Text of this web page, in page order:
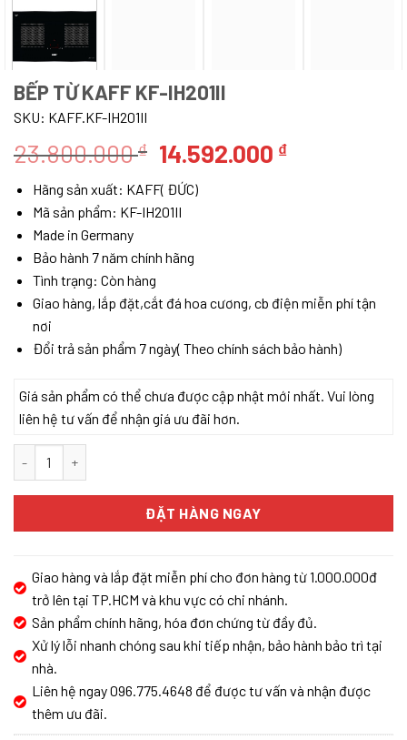
BẾP TỪ KAFF KF-IH201II
SKU: KAFF.KF-IH201II
23.800.000₫ Giá
gốc
là:
23.800.000 ₫.
14.592.000 ₫Giá
Hãng sản xuất: KAFF( ĐỨC)
Mã sản phẩm: KF-IH201II
Made in Germany
Bảo hành 7 năm chính hãng
Tình trạng: Còn hàng
Giao hàng, lắp đặt,cắt đá hoa cương, cb điện miễn phí tận
nơi
Đổi trả sản phẩm 7 ngày( Theo chính sách bảo hành)
Giá sản phẩm có thể chưa được cập nhật mới nhất. Vui lòng
liên hệ tư vấn để nhận giá ưu đãi hơn.
ĐẶT HÀNG NGAY
Giao hàng và lắp đặt miễn phí cho đơn hàng từ 1.000.000đ
trở lên tại TP.HCM và khu vực có chi nhánh.
Sản phẩm chính hãng, hóa đơn chứng từ đầy đủ.
Xử lý lỗi nhanh chóng sau khi tiếp nhận, bảo hành bảo trì tại
nhà.
Liên hệ ngay 096.775.4648 để được tư vấn và nhận được
thêm ưu đãi.